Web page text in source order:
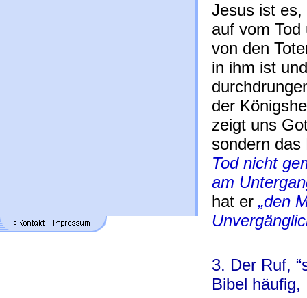
Jesus ist es,
auf vom
von den
in ihm ist
der
zeigt uns
sondern
Tod nicht
am
hat er „den
3. Der Ruf,
Bibel häufig,